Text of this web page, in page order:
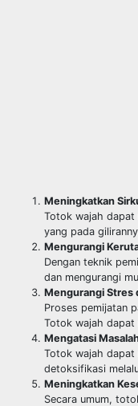
Meningkatkan
Totok wajah dapat
yang pada
Mengurangi
Dengan teknik
dan mengurangi
Mengurangi Stres
Proses pemijatan
Totok wajah dapat
Mengatasi
Totok wajah dapat
detoksifikasi
Meningkatkan
Secara umum,